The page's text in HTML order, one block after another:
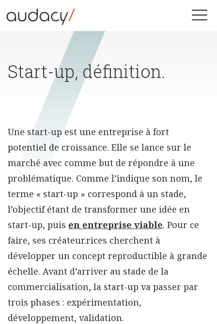
to
content
Toggle
Start-up, définition.
Une start-up est une entreprise à fort
potentiel de croissance. Elle se lance sur le
marché avec comme but de répondre à une
problématique. Comme l’indique son nom, le
terme « start-up » correspond à un stade,
l’objectif étant de transformer une idée en
start-up, puis en entreprise viable. Pour ce
faire, ses créateur.rices cherchent à
développer un concept reproductible à grande
échelle. Avant d’arriver au stade de la
commercialisation, la start-up va passer par
trois phases : expérimentation,
développement, validation.